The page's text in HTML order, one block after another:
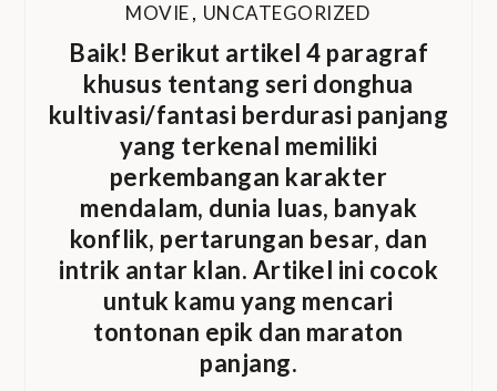
MOVIE, UNCATEGORIZED
Baik! Berikut artikel 4 paragraf
khusus tentang seri donghua
kultivasi/fantasi berdurasi panjang
yang terkenal memiliki
perkembangan karakter
mendalam, dunia luas, banyak
konflik, pertarungan besar, dan
intrik antar klan. Artikel ini cocok
untuk kamu yang mencari
tontonan epik dan maraton
panjang.